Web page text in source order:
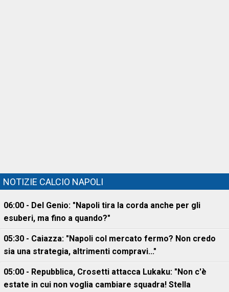
NOTIZIE CALCIO NAPOLI
06:00 - Del Genio: "Napoli tira la corda anche per gli
esuberi, ma fino a quando?"
05:30 - Caiazza: "Napoli col mercato fermo? Non credo
sia una strategia, altrimenti compravi..."
05:00 - Repubblica, Crosetti attacca Lukaku: "Non c'è
estate in cui non voglia cambiare squadra! Stella